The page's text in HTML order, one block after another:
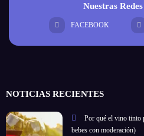
Nuestras Redes
FACEBOOK
NOTICIAS RECIENTES
Por qué el vino tinto
bebes con moderación)